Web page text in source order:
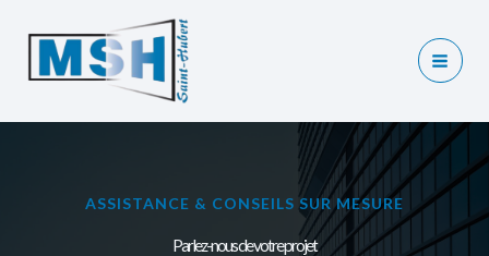
contenu
Main
ASSISTANCE & CONSEILS SUR MESURE
Parlez-nous de votre projet